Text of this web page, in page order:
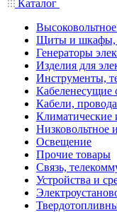
Каталог
Щиты и шкафы,
Генераторы
Изделия для
Инструменты,
Кабеленесущие
Кабели,
Низковольтное
Освещение
Прочие товары
Связь,
Устройства и